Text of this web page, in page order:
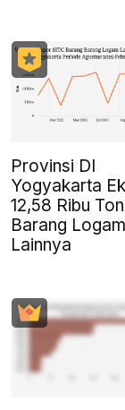
Provinsi DI
Yogyakarta
12,58 Ribu
Barang Logam
Lainnya